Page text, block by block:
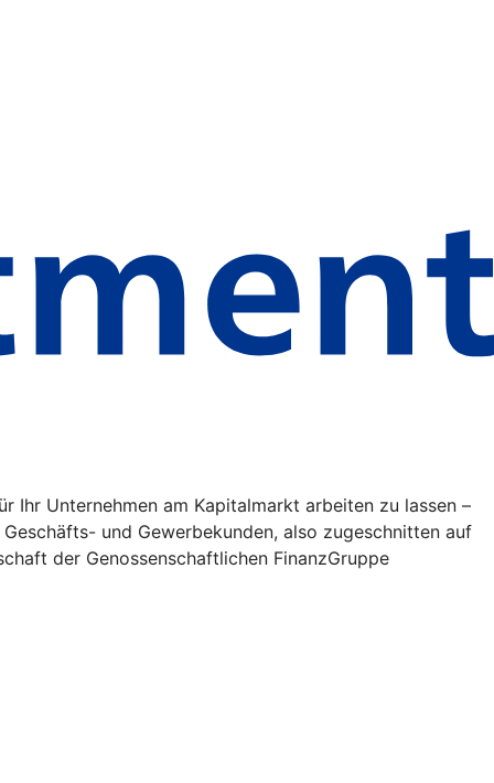
Ihr Unternehmen am Kapitalmarkt arbeiten zu lassen –
und Gewerbekunden, also zugeschnitten auf
der Genossenschaftlichen FinanzGruppe